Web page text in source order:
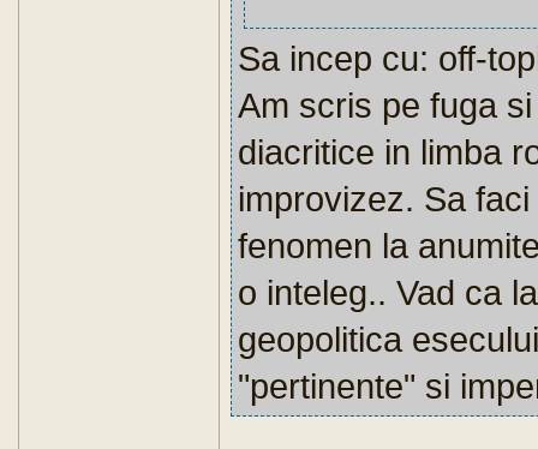
Sa incep cu: off-
Am scris pe fuga
diacritice in limba
improvizez. Sa
fenomen la
o inteleg.. Vad ca
geopolitica
"pertinente" si